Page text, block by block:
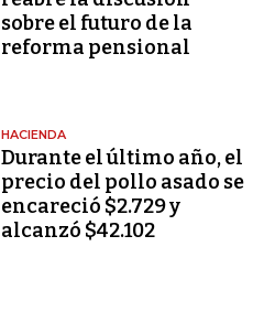
sobre el futuro de la
reforma pensional
HACIENDA
Durante el último año, el
precio del pollo asado se
encareció $2.729 y
alcanzó $42.102